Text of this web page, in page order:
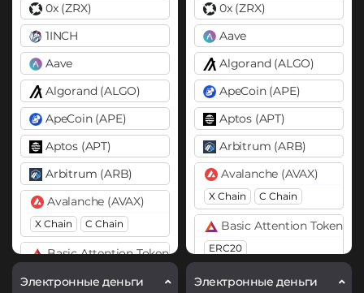
0x (ZRX)
1INCH
Aave
Algorand (ALGO)
ApeCoin (APE)
Aptos (APT)
Arbitrum (ARB)
Avalanche (AVAX)
X Chain C Chain
Basic Attention Token (BAT)
Электронные деньги
0x (ZRX)
Aave
Algorand (ALGO)
ApeCoin (APE)
Aptos (APT)
Arbitrum (ARB)
Avalanche (AVAX)
X Chain C Chain
Basic Attention Token
ERC20
Binance Coin (BNB)
Электронные деньги